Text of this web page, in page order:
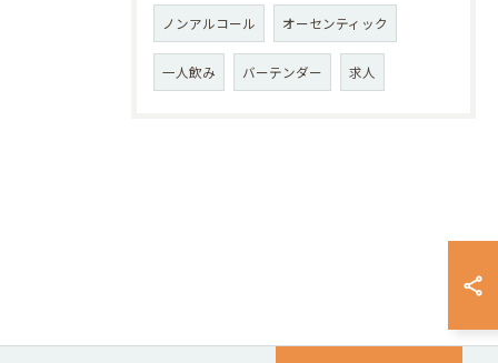
ノンアルコール オーセンティック
一人飲み バーテンダー 求人